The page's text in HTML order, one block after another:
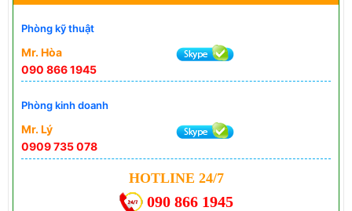
Phòng kỹ thuật
Mr. Hòa
090 866 1945
Phòng kinh doanh
Mr. Lý
0909 735 078
HOTLINE 24/7
090 866 1945